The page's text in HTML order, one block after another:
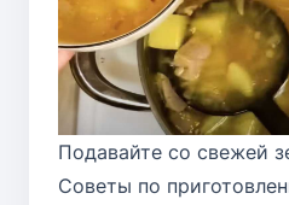
Подавайте со свежей
Советы по